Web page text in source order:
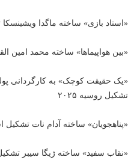
«استاد بازی» ساخته ماگدا ویشینسکا
«بین هواپیماها» ساخته محمد امین
«یک حقیقت کوچک» به کارگردانی
تشکیل روسیه ۲۰۲۵
«پناهجویان» ساخته آدام نات تشکیل
«نقاب سفید» ساخته ژیگا سیبر تشکیل